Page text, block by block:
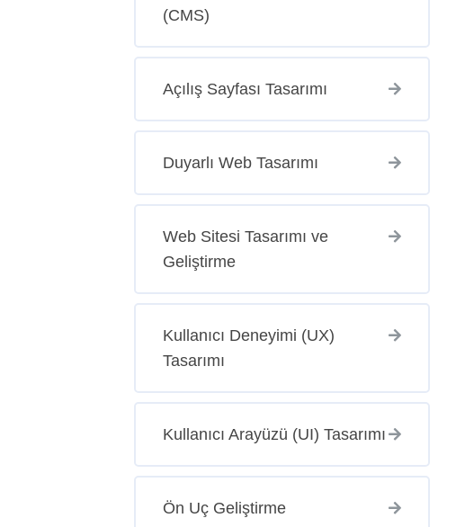
(CMS)
Açılış Sayfası Tasarımı
Duyarlı Web Tasarımı
Web Sitesi Tasarımı ve
Geliştirme
Kullanıcı Deneyimi (UX)
Tasarımı
Kullanıcı Arayüzü (UI) Tasarımı
Ön Uç Geliştirme